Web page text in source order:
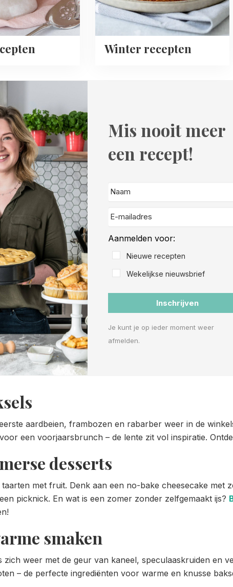
Winter recepten
Mis nooit meer
een recept!
Aanmelden voor:
Nieuwe recepten
Wekelijkse nieuwsbrief
Inschrijven
Je kunt je op ieder moment weer
afmelden.
aardbeien, frambozen en rabarber weer in de
een voorjaarsbrunch – de lente zit vol inspiratie.
desserts
met fruit. Denk aan een no-bake cheesecake met
picknick. En wat is een zomer zonder zelfgemaakt ijs?
smaken
weer met de geur van kaneel, speculaaskruiden en
– de perfecte ingrediënten voor warme en knusse